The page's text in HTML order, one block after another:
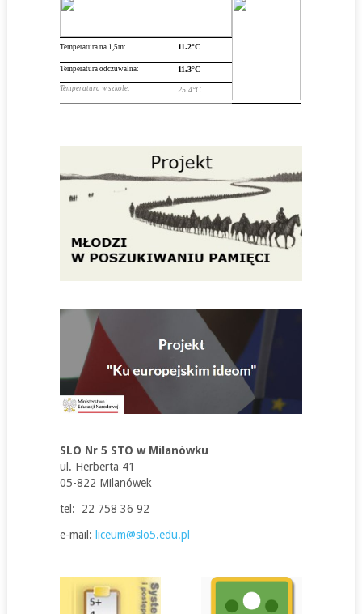
SLO Nr 5 STO w Milanówku
ul. Herberta 41
05-822 Milanówek
tel: 22 758 36 92
e-mail: liceum@slo5.edu.pl